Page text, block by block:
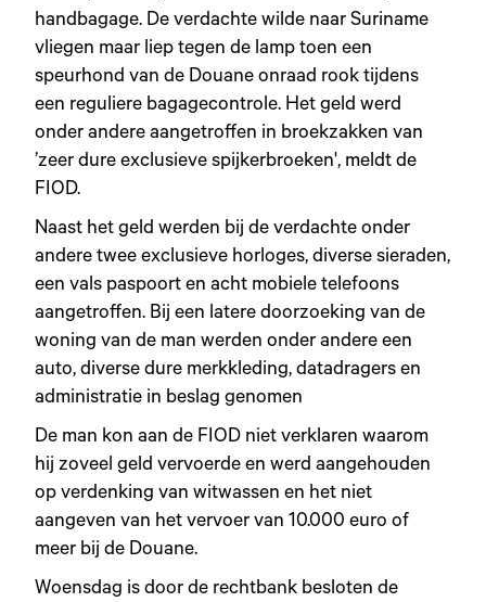
handbagage. De verdachte wilde naar Suriname
vliegen maar liep tegen de lamp toen een
speurhond van de Douane onraad rook tijdens
een reguliere bagagecontrole. Het geld werd
onder andere aangetroffen in broekzakken van
’zeer dure exclusieve spijkerbroeken', meldt de
FIOD.
Naast het geld werden bij de verdachte onder
andere twee exclusieve horloges, diverse sieraden,
een vals paspoort en acht mobiele telefoons
aangetroffen. Bij een latere doorzoeking van de
woning van de man werden onder andere een
auto, diverse dure merkkleding, datadragers en
administratie in beslag genomen
De man kon aan de FIOD niet verklaren waarom
hij zoveel geld vervoerde en werd aangehouden
op verdenking van witwassen en het niet
aangeven van het vervoer van 10.000 euro of
meer bij de Douane.
Woensdag is door de rechtbank besloten de